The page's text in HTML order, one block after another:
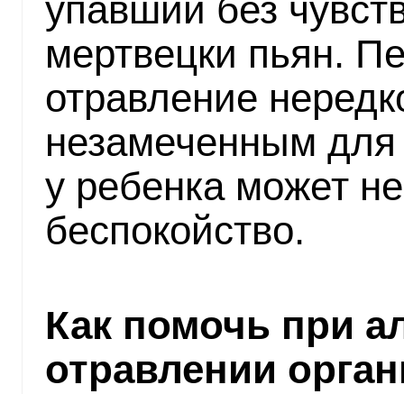
упавший без
мертвецки пьян.
отравление
незамеченным для
у ребенка может
беспокойство.
Как помочь при
отравлении